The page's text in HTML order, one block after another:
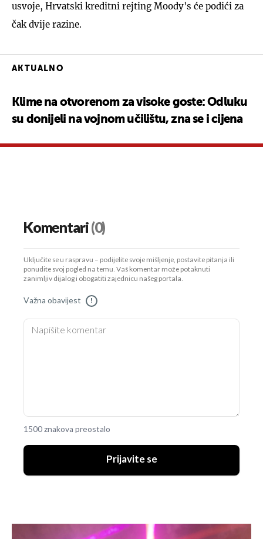
usvoje, Hrvatski kreditni rejting Moody's će podići za
čak dvije razine.
AKTUALNO
Klime na otvorenom za visoke goste: Odluku
su donijeli na vojnom učilištu, zna se i cijena
Komentari(0)
Uključite se u raspravu – podijelite svoje mišljenje, postavite pitanja ili
ponudite svoj pogled na temu. Vaš komentar može potaknuti
zanimljiv dijalog i obogatiti zajednicu našeg portala.
Važna obavijest !
1500 znakova preostalo
Prijavite se